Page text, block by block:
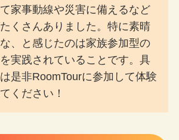
家事動線や災害に備えるなど
くさんありました。特に素晴
、と感じたのは家族参加型の
実践されていることです。具
是非RoomTourに参加して体験
ください！